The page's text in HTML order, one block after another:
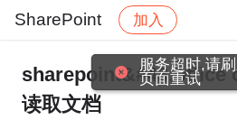
SharePoint 加入
社区 SharePoint 帖子详
sharepoint&#43;office
读取文档
服务超时,请
页面重试